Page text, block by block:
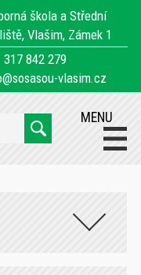
škola a Střední
Vlašim, Zámek 1
317 842 279
vlasim.cz
MENU